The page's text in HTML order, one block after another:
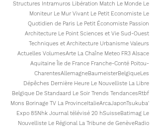
Structures Intramuros Libération Match Le Monde Le
Moniteur Le Mur Vivant Le Petit Economiste Le
Quotidien de Paris Le Petit Économiste Passion
Architecture Le Point Sciences et Vie Sud-Ouest
Techniques et Architecture Urbanisme Valeurs
Actuelles VolumesArte La Chaîne Meteo FR3 Alsace
Aquitaine Île de France Franche-Conté Poitou-
CharentesAllemagneBaumeisterBelgiqueLes
Dépêches Dernière Heure Le Nouvelliste La Libre
Belgique De Standaard Le Soir Trends TendancesRtbf
Mons Borinage TV La ProvinceItalieArcaJaponTsukuba'
Expo 85Nhk Journal télévisé 20 hSuisseBatimag Le
Nouvelliste Le Régional La Tribune de GenèveRadio